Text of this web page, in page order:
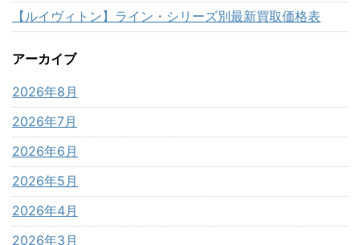
【ルイヴィトン】ライン・シリーズ別最新買取価格表
アーカイブ
2026年8月
2026年7月
2026年6月
2026年5月
2026年4月
2026年3月